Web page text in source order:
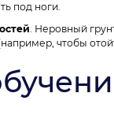
под ноги.
. Неровный
чтобы